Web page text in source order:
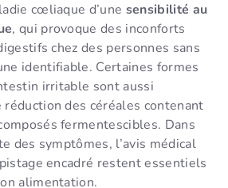
cœliaque d’une sensibilité au
, qui provoque des inconforts
chez des personnes sans
identifiable. Certaines formes
irritable sont aussi
des céréales contenant
fermentescibles. Dans
des symptômes, l’avis médical
encadré restent essentiels
alimentation.